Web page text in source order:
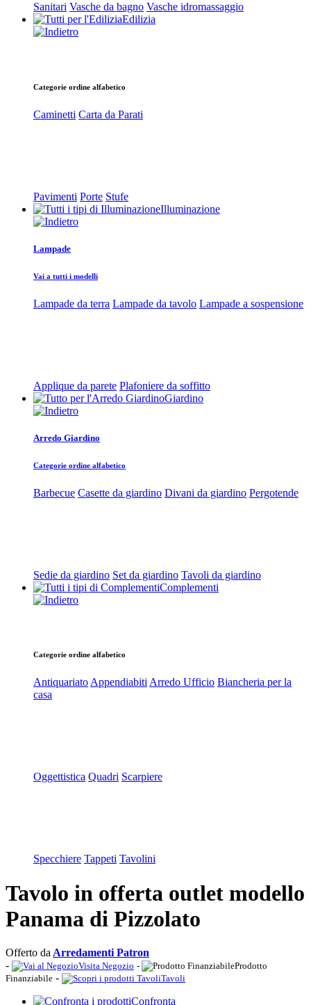
Sanitari Vasche da bagno Vasche idromassaggio
Edilizia
Categorie ordine alfabetico
Caminetti Carta da Parati
Pavimenti Porte Stufe
Illuminazione
Lampade
Vai a tutti i modelli
Lampade da terra Lampade da tavolo Lampade a sospensione
Applique da parete Plafoniere da soffitto
Giardino
Arredo Giardino
Categorie ordine alfabetico
Barbecue Casette da giardino Divani da giardino Pergotende
Sedie da giardino Set da giardino Tavoli da giardino
Complementi
Categorie ordine alfabetico
Antiquariato Appendiabiti Arredo Ufficio Biancheria per la
casa
Oggettistica Quadri Scarpiere
Specchiere Tappeti Tavolini
Tavolo in offerta outlet modello
Panama di Pizzolato
Offerto da Arredamenti Patron
-
Visita Negozio -
Prodotto
Finanziabile - Tavoli
Confronta